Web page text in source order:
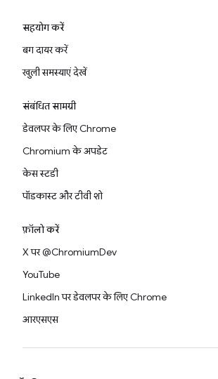
सहयोग करें
बग दायर करें
खुली समस्याएं देखें
संबंधित सामग्री
डेवलपर के लिए Chrome
Chromium के अपडेट
केस स्टडी
पॉडकास्ट और टीवी शो
फ़ॉलो करें
X पर @ChromiumDev
YouTube
LinkedIn पर डेवलपर के लिए Chrome
आरएसएस